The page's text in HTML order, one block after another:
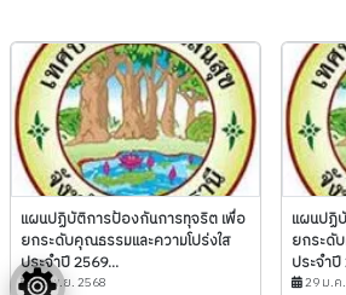
แผนปฏิบัติการป้องกันการทุจริต เพื่อ
ยกระดับคุณธรรมและความโปร่งใส
ประจำปี 2569...
24 พ.ย. 2568
แผนปฏิ
ยกระดั
ประจำปี
29 ม.ค